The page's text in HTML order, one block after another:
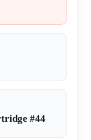
#44